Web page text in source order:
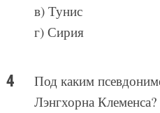
в) Тунис
г) Сирия
Под каким
Лэнгхорна Клеменса?